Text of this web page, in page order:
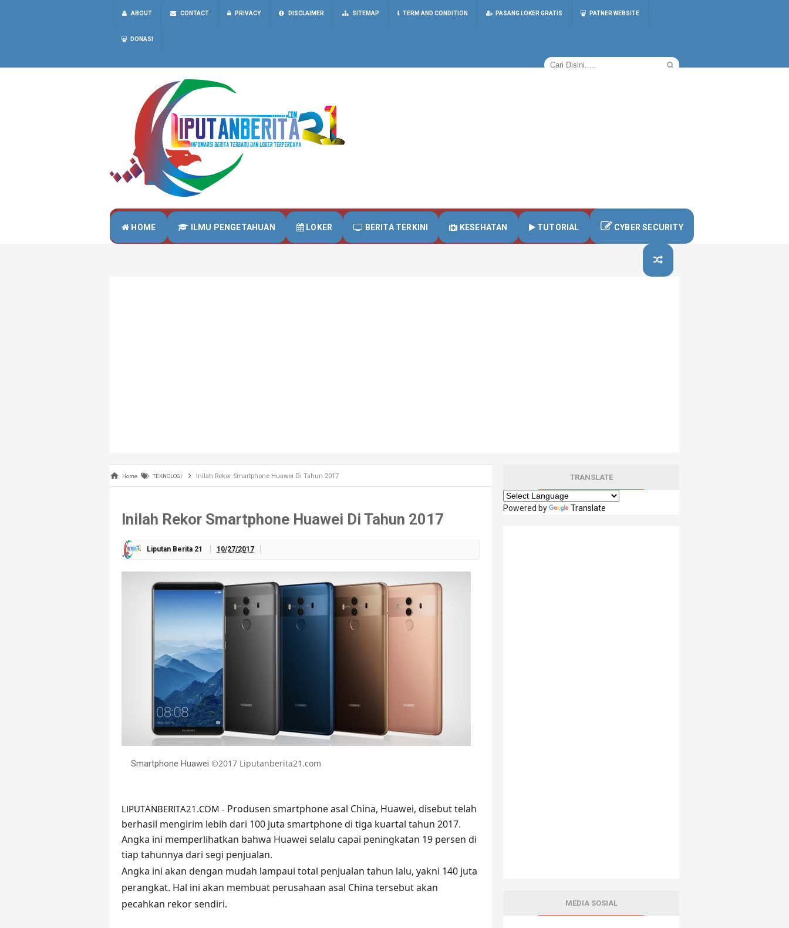
ABOUT CONTACT PRIVACY DISCLAIMER SITEMAP TERM AND CONDITION PASANG LOKER GRATIS PATNER WEBSITE
DONASI
HOME ILMU PENGETAHUAN LOKER BERITA TERKINI KESEHATAN TUTORIAL CYBER SECURITY
Home TEKNOLOGI Inilah Rekor Smartphone Huawei Di Tahun 2017
Inilah Rekor Smartphone Huawei Di Tahun 2017
Liputan Berita 21 10/27/2017
Smartphone Huawei ©2017 Liputanberita21.com
LIPUTANBERITA21.COM - Produsen smartphone asal China, Huawei, disebut telah
berhasil mengirim lebih dari 100 juta smartphone di tiga kuartal tahun 2017.
Angka ini memperlihatkan bahwa Huawei selalu capai peningkatan 19 persen di
tiap tahunnya dari segi penjualan.
Angka ini akan dengan mudah lampaui total penjualan tahun lalu, yakni 140 juta
perangkat. Hal ini akan membuat perusahaan asal China tersebut akan
pecahkan rekor sendiri.
TRANSLATE
Powered by Translate
MEDIA SOSIAL